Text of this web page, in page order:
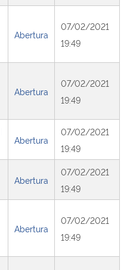
Abertura
07/02/2021
19:49
Abertura
07/02/2021
19:49
Abertura
07/02/2021
19:49
Abertura
07/02/2021
19:49
Abertura
07/02/2021
19:49